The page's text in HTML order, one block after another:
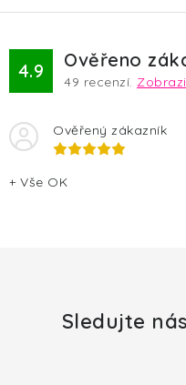
á
d
a
c
p
v
4.9 Ověřeno
49 recenzí.
Ověřený zákazník
+ Vše OK
Sledujte